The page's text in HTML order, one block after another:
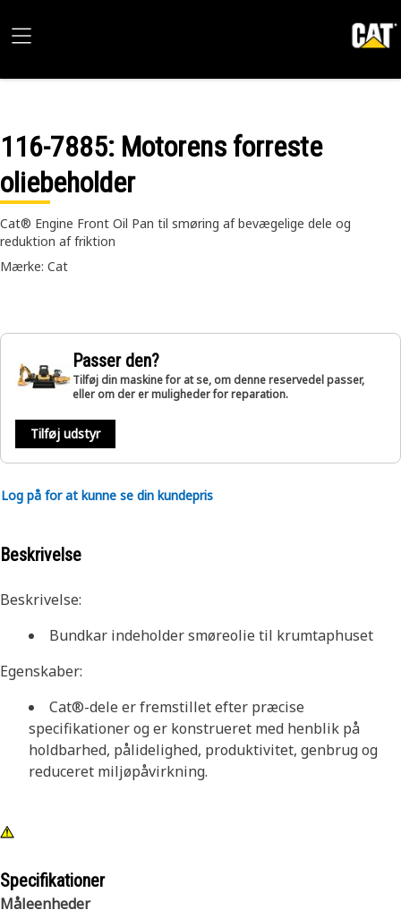
116-7885: Motorens forreste
oliebeholder
Cat® Engine Front Oil Pan til smøring af bevægelige dele og
reduktion af friktion
Mærke: Cat
Passer den?
Tilføj din maskine for at se, om denne reservedel passer,
eller om der er muligheder for reparation.
Tilføj udstyr
Log på for at kunne se din kundepris
Beskrivelse
Beskrivelse:
Bundkar indeholder smøreolie til krumtaphuset
Egenskaber:
Cat®-dele er fremstillet efter præcise
specifikationer og er konstrueret med henblik på
holdbarhed, pålidelighed, produktivitet, genbrug og
reduceret miljøpåvirkning.
Specifikationer
Måleenheder